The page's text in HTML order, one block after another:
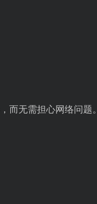
而无需担心网络问题。